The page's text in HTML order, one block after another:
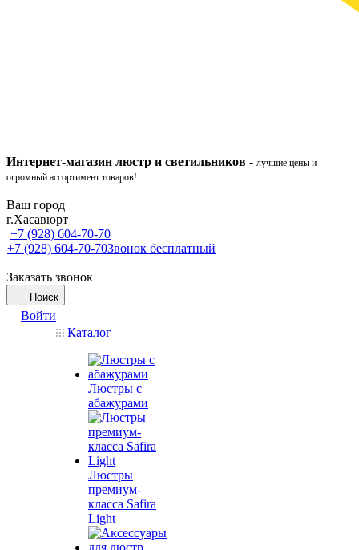
Интернет-магазин люстр и светильников - лучшие цены и
огромный ассортимент товаров!
Ваш город
г.Хасавюрт
+7 (928) 604-70-70
+7 (928) 604-70-70Звонок бесплатный
Заказать звонок
Поиск
Войти
Каталог
Люстры с
абажурами
Люстры
премиум-
класса Safira
Light